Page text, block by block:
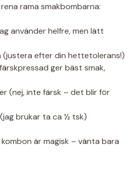
rama smakbombarna:
använder helfre, men lätt
(justera efter din hettetolerans!)
ger bäst smak,
(nej, inte färsk – det blir för
brukar ta ca ½ tsk)
är magisk – vänta bara